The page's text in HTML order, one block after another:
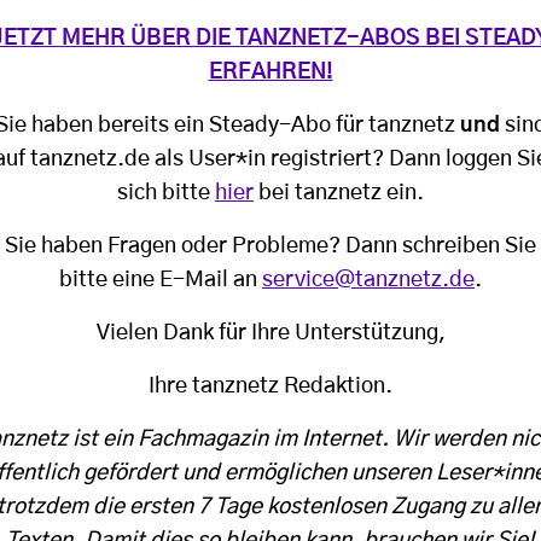
MEHR ÜBER DIE TANZNETZ-ABOS BEI
ERFAHREN!
haben bereits ein Steady-Abo für tanznetz und
tanznetz.de als User*in registriert? Dann loggen
sich bitte hier bei tanznetz ein.
Sie haben Fragen oder Probleme? Dann schreiben Sie
bitte eine E-Mail an service@tanznetz.de.
Vielen Dank für Ihre Unterstützung,
Ihre tanznetz Redaktion.
ist ein Fachmagazin im Internet. Wir werden
gefördert und ermöglichen unseren
die ersten 7 Tage kostenlosen Zugang zu